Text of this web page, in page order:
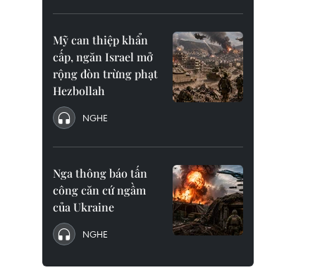
Mỹ can thiệp khẩn
cấp, ngăn Israel mở
rộng đòn trừng phạt
Hezbollah
NGHE
Nga thông báo tấn
công căn cứ ngầm
của Ukraine
NGHE